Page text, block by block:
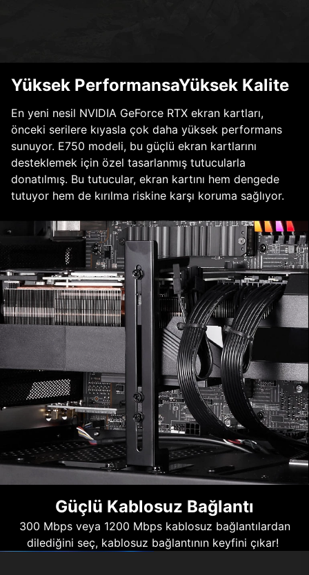
Yüksek PerformansaYüksek Kalite
En yeni nesil NVIDIA GeForce RTX ekran kartları,
önceki serilere kıyasla çok daha yüksek performans
sunuyor. E750 modeli, bu güçlü ekran kartlarını
desteklemek için özel tasarlanmış tutucularla
donatılmış. Bu tutucular, ekran kartını hem dengede
tutuyor hem de kırılma riskine karşı koruma sağlıyor.
Güçlü Kablosuz Bağlantı
300 Mbps veya 1200 Mbps kablosuz bağlantılardan
dilediğini seç, kablosuz bağlantının keyfini çıkar!